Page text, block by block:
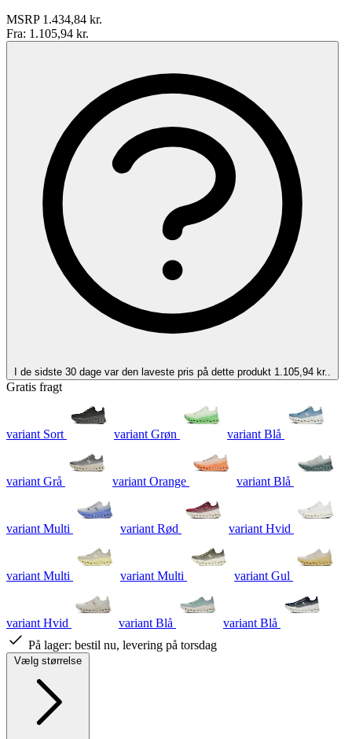
MSRP 1.434,84 kr.
Fra: 1.105,94 kr.
I de sidste 30 dage var den laveste pris på dette produkt 1.105,94 kr..
Gratis fragt
variant Sort variant Grøn variant Blå
variant Grå variant Orange variant Blå
variant Multi variant Rød variant Hvid
variant Multi variant Multi variant Gul
variant Hvid variant Blå
variant Blå
På lager: bestil nu, levering på torsdag
Vælg størrelse